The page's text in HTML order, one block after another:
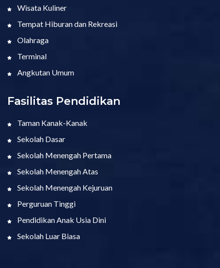
Wisata Kuliner
Tempat Hiburan dan Rekreasi
Olahraga
Terminal
Angkutan Umum
Fasilitas Pendidikan
Taman Kanak-Kanak
Sekolah Dasar
Sekolah Menengah Pertama
Sekolah Menengah Atas
Sekolah Menengah Kejuruan
Perguruan Tinggi
Pendidikan Anak Usia Dini
Sekolah Luar Biasa